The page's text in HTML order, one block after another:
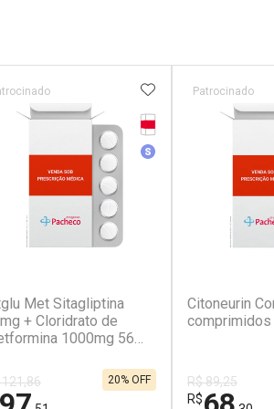
Similar
AOS FAVORITOS
Met Sitagliptina
+ Cloridrato de
1000mg 56
Tarja Vermelha
Medicamento Similar
121,86
20% OFF
ADICIONAR AOS
Citoneurin
Patrocinado
R$ 89,25
R$